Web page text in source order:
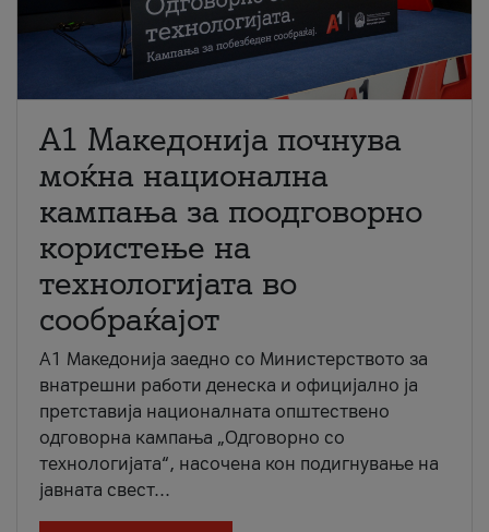
A1 Македонија почнува
моќна национална
кампања за поодговорно
користење на
технологијата во
сообраќајот
A1 Македонија заедно со Министерството за
внатрешни работи денеска и официјално ја
претставија националната општествено
одговорна кампања „Одговорно со
технологијата“, насочена кон подигнување на
јавната свест...